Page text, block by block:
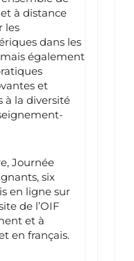
à distance
les
dans les
également
et
à la diversité
Journée
six
en ligne sur
de l’OIF
et à
en français.